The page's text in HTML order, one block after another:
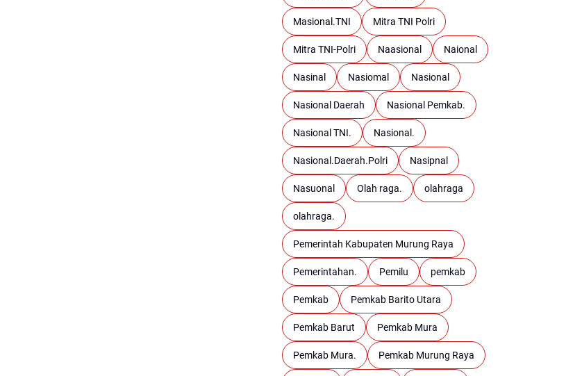
Masional.TNI Mitra TNI Polri
Mitra TNI-Polri Naasional Naional
Nasinal Nasiomal Nasional
Nasional Daerah Nasional Pemkab.
Nasional TNI. Nasional.
Nasional.Daerah.Polri Nasipnal
Nasuonal Olah raga. olahraga
olahraga.
Pemerintah Kabupaten Murung Raya
Pemerintahan. Pemilu pemkab
Pemkab Pemkab Barito Utara
Pemkab Barut Pemkab Mura
Pemkab Mura. Pemkab Murung Raya